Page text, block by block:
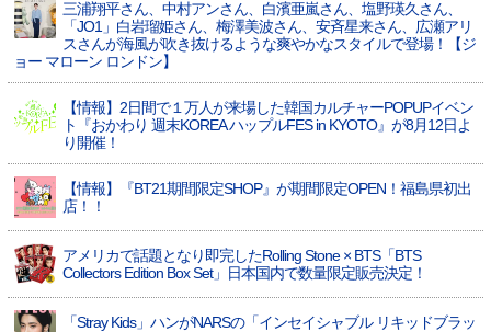
三浦翔平さん、中村アンさん、白濱亜嵐さん、塩野瑛久さん、
「JO1」白岩瑠姫さん、梅澤美波さん、安斉星来さん、広瀬アリ
スさんが海風が吹き抜けるような爽やかなスタイルで登場！【ジ
ョー マローン ロンドン】
【情報】2日間で１万人が来場した韓国カルチャーPOPUPイベン
ト『おかわり 週末KOREA ハップルFES in KYOTO』が8月12日よ
り開催！
【情報】『BT21期間限定SHOP』が期間限定OPEN！福島県初出
店！！
アメリカで話題となり即完したRolling Stone × BTS「BTS
Collectors Edition Box Set」日本国内で数量限定販売決定！
「Stray Kids」ハンがNARSの「インセイシャブル リキッドブラッ